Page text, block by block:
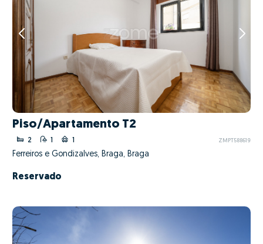
Piso/Apartamento T2
2 1 1 ZMPT588619
Ferreiros e Gondizalves, Braga, Braga
Reservado